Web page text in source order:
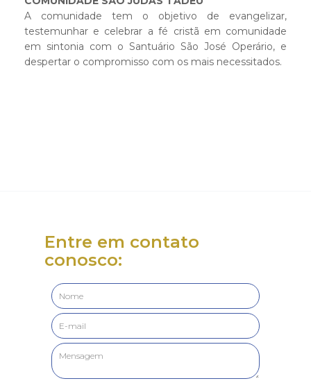
A comunidade tem o objetivo de evangelizar,
testemunhar e celebrar a fé cristã em comunidade
em sintonia com o Santuário São José Operário, e
despertar o compromisso com os mais necessitados.
Entre em contato
conosco: